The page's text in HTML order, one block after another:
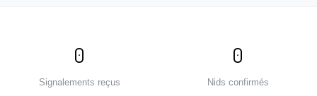
0
Signalements reçus
0
Nids confirmés